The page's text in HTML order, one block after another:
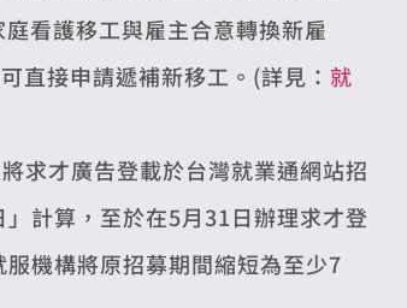
看護移工與雇主合意轉換新雇
直接申請遞補新移工。(詳見： 就
求才廣告登載於台灣就業通網站招
計算，至於在5月31日辦理求才登
機構將原招募期間縮短為至少7